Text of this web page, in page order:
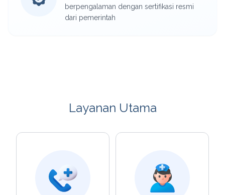
berpengalaman dengan sertifikasi resmi
dari pemerintah
Layanan Utama